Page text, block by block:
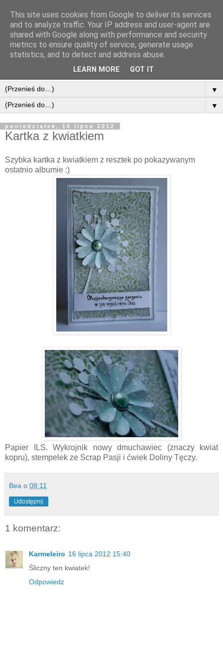
▼
▼
poniedziałek, 16 lipca 2012
Kartka z kwiatkiem
Szybka kartka z kwiatkiem z resztek po pokazywanym
ostatnio albumie :)
Papier ILS. Wykrojnik nowy dmuchawiec (znaczy kwiat
kopru), stempelek ze Scrap Pasji i ćwiek Doliny Tęczy.
Bea o 08:11
Udostępnij
1 komentarz:
Karmeleiro 16 lipca 2012 15:40
Śliczny ten kwiatek!
Odpowiedz
This site uses cookies from Google to deliver its services
and to analyze traffic. Your IP address and user-agent are
shared with Google along with performance and security
metrics to ensure quality of service, generate usage
statistics, and to detect and address abuse.
LEARN MORE GOT IT